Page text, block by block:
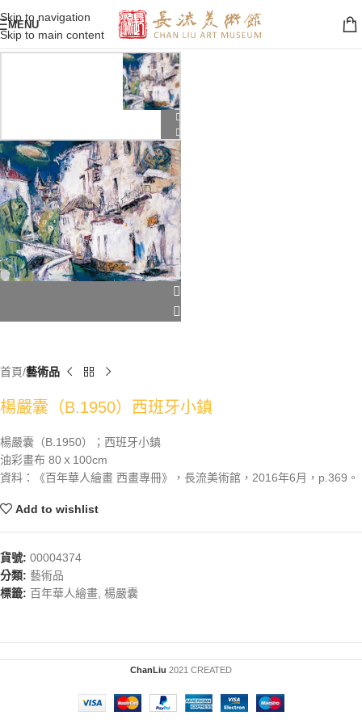
Skip to navigation
Skip to main content
MENU
首頁 藝術品
楊嚴囊（B.1950）西班牙小鎮
楊嚴囊（B.1950）；西班牙小鎮
油彩畫布 80ｘ100cm
資料：《百年華人繪畫 西畫專冊》，長流美術館，2016年6月，p.369。
Add to wishlist
貨號: 00004374
分類: 藝術品
標籤: 百年華人繪畫, 楊嚴囊
ChanLiu 2021 CREATED